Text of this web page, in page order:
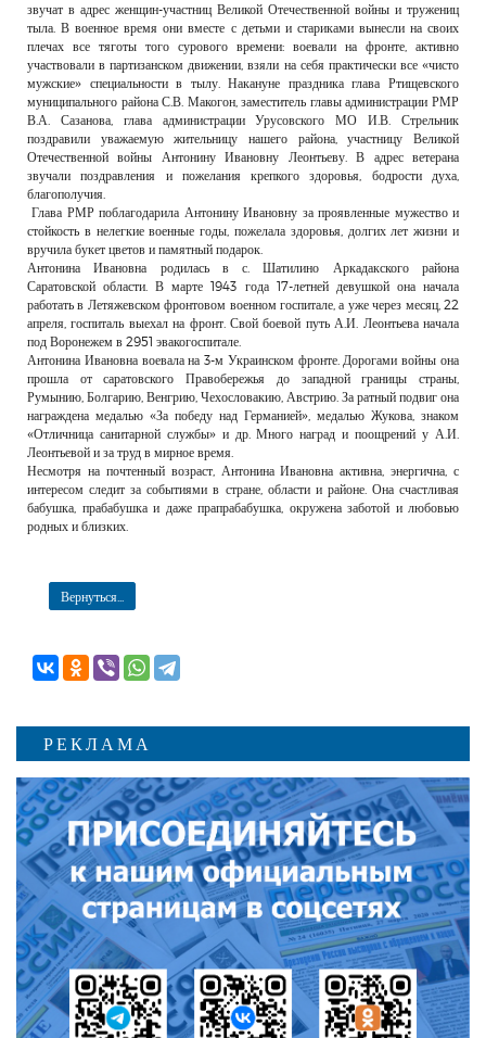
звучат в адрес женщин-участниц Великой Отечественной войны и тружениц
тыла. В военное время они вместе с детьми и стариками вынесли на своих
плечах все тяготы того сурового времени: воевали на фронте, активно
участвовали в партизанском движении, взяли на себя практически все «чисто
мужские» специальности в тылу. Накануне праздника глава Ртищевского
муниципального района С.В. Макогон, заместитель главы администрации РМР
В.А. Сазанова, глава администрации Урусовского МО И.В. Стрельник
поздравили уважаемую жительницу нашего района, участницу Великой
Отечественной войны Антонину Ивановну Леонтьеву. В адрес ветерана
звучали поздравления и пожелания крепкого здоровья, бодрости духа,
благополучия.
Глава РМР поблагодарила Антонину Ивановну за проявленные мужество и
стойкость в нелегкие военные годы, пожелала здоровья, долгих лет жизни и
вручила букет цветов и памятный подарок.
Антонина Ивановна родилась в с. Шатилино Аркадакского района
Саратовской области. В марте 1943 года 17-летней девушкой она начала
работать в Летяжевском фронтовом военном госпитале, а уже через месяц, 22
апреля, госпиталь выехал на фронт. Свой боевой путь А.И. Леонтьева начала
под Воронежем в 2951 эвакогоспитале.
Антонина Ивановна воевала на 3-м Украинском фронте. Дорогами войны она
прошла от саратовского Правобережья до западной границы страны,
Румынию, Болгарию, Венгрию, Чехословакию, Австрию. За ратный подвиг она
награждена медалью «За победу над Германией», медалью Жукова, знаком
«Отличница санитарной службы» и др. Много наград и поощрений у А.И.
Леонтьевой и за труд в мирное время.
Несмотря на почтенный возраст, Антонина Ивановна активна, энергична, с
интересом следит за событиями в стране, области и районе. Она счастливая
бабушка, прабабушка и даже прапрабабушка, окружена заботой и любовью
родных и близких.
Вернуться...
РЕКЛАМА